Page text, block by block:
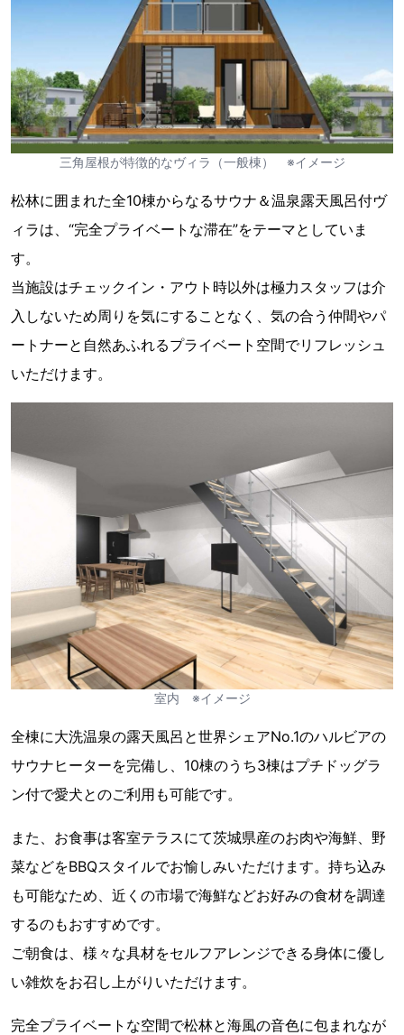
三角屋根が特徴的なヴィラ（一般棟） ※イメージ
松林に囲まれた全10棟からなるサウナ＆温泉露天風呂付ヴ
ィラは、“完全プライベートな滞在”をテーマとしていま
す。
当施設はチェックイン・アウト時以外は極力スタッフは介
入しないため周りを気にすることなく、気の合う仲間やパ
ートナーと自然あふれるプライベート空間でリフレッシュ
いただけます。
室内 ※イメージ
全棟に大洗温泉の露天風呂と世界シェアNo.1のハルビアの
サウナヒーターを完備し、10棟のうち3棟はプチドッグラ
ン付で愛犬とのご利用も可能です。
また、お食事は客室テラスにて茨城県産のお肉や海鮮、野
菜などをBBQスタイルでお愉しみいただけます。持ち込み
も可能なため、近くの市場で海鮮などお好みの食材を調達
するのもおすすめです。
ご朝食は、様々な具材をセルフアレンジできる身体に優し
い雑炊をお召し上がりいただけます。
完全プライベートな空間で松林と海風の音色に包まれなが